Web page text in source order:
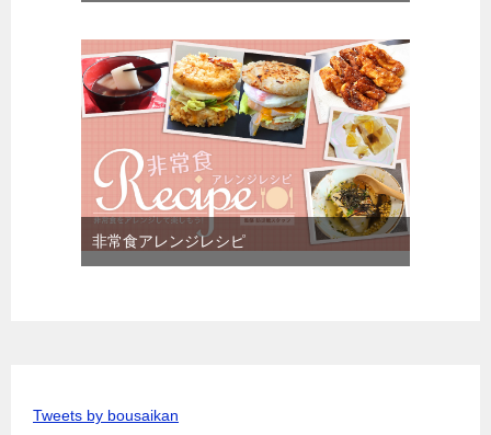
非常食アレンジレシピ
Tweets by bousaikan